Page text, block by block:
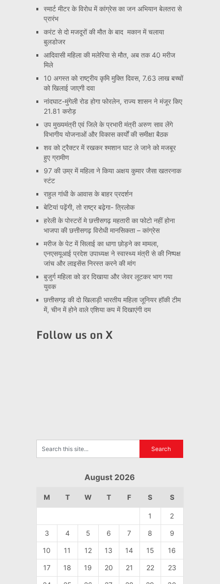
स्मार्ट मीटर के विरोध में कांग्रेस का जन अभियान बेलतरा से
प्रारंभ
करंट से दो मजदूरों की मौत के बाद मकान में चलाया
बुलडोजर
आदिवासी महिला की मलेरिया से मौत, अब तक 40 मरीज
मिले
10 अगस्त को राष्ट्रीय कृमि मुक्ति दिवस, 7.63 लाख बच्चों
को खिलाई जाएगी दवा
नांदघाट-मुंगेली रोड होगा फोरलेन, राज्य शासन ने मंजूर किए
21.81 करोड़
उप मुख्यमंत्री एवं जिले के प्रभारी मंत्री अरुण साव लेंगे
विभागीय योजनाओं और विकास कार्यों की समीक्षा बैठक
शव को ट्रैक्टर में रखकर श्मशान घाट ले जाने को मजबूर
हुए ग्रामीण
97 की उम्र में महिला ने किया अक्षय कुमार जैसा खतरनाक
स्टंट
राहुल गांधी के आवास के बाहर प्रदर्शन
बेटियां पढ़ेंगी, तो राष्ट्र बढ़ेगा- त्रिलोक
हरेली के पोस्टरों मे छत्तीसगढ़ महतारी का फोटो नहीं होना
भाजपा की छत्तीसगढ़ विरोधी मानसिकता – कांग्रेस
मरीज के पेट में सिलाई का धागा छोड़ने का मामला,
एनएसयूआई प्रदेश उपाध्यक्ष ने स्वास्थ्य मंत्री से की निष्पक्ष
जांच और लाइसेंस निरस्त करने की मांग
बुजुर्ग महिला को डर दिखाया और जेवर लूटकर भाग गया
युवक
छत्तीसगढ़ की दो खिलाड़ी भारतीय महिला जूनियर हॉकी टीम
में, चीन में होने वाले एशिया कप में दिखाएंगी दम
Follow us on X
August 2026
M T W T F S S
1 2
3 4 5 6 7 8 9
10 11 12 13 14 15 16
17 18 19 20 21 22 23